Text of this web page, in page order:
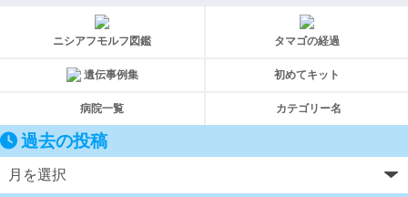
ニシアフモルフ図鑑 タマゴの経過
遺伝事例集 初めてキット
病院一覧 カテゴリー名
過去の投稿